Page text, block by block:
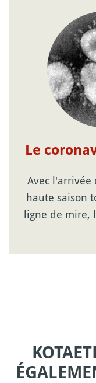
Le
Avec
haute saison
ligne de mire,